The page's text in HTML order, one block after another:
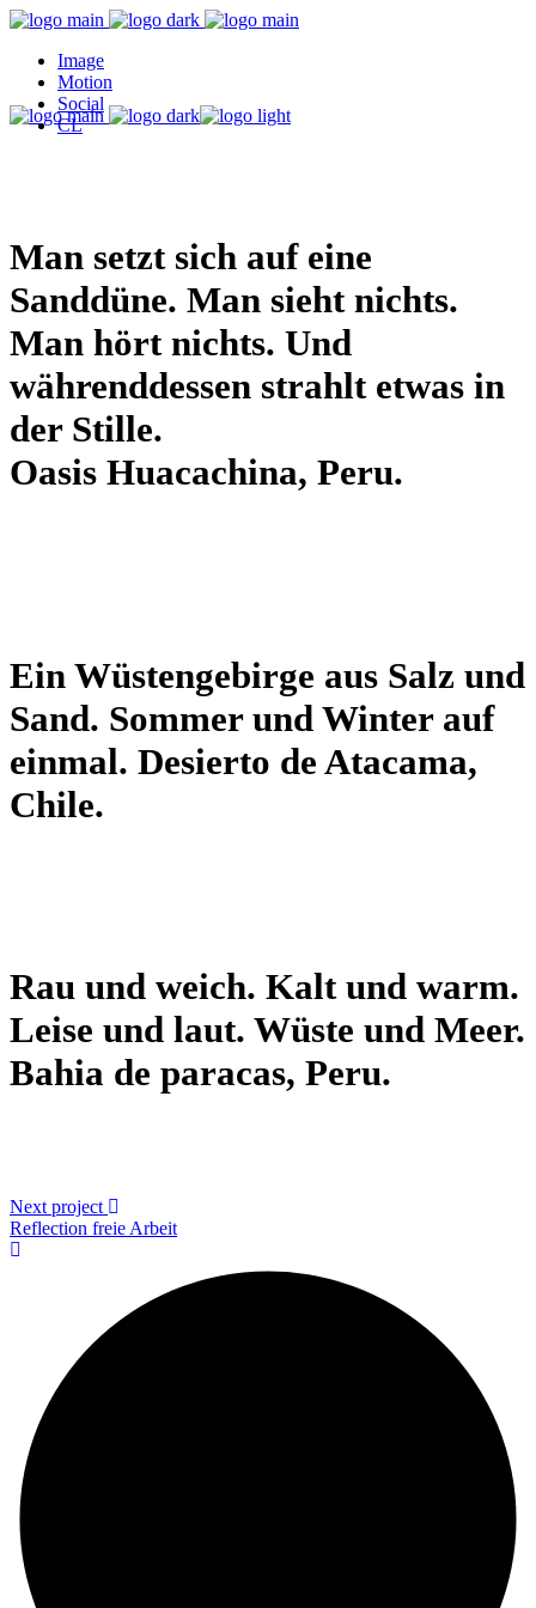
Image
Motion
Social
CL
Man setzt sich auf eine
Sanddüne. Man sieht nichts.
Man hört nichts. Und
währenddessen strahlt etwas in
der Stille.
Oasis Huacachina, Peru.
Ein Wüstengebirge aus Salz und
Sand. Sommer und Winter auf
einmal. Desierto de Atacama,
Chile.
Rau und weich. Kalt und warm.
Leise und laut. Wüste und Meer.
Bahia de paracas, Peru.
Next project
Reflection freie Arbeit